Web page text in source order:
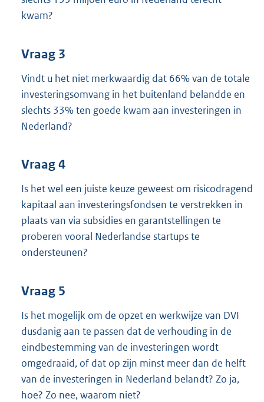
kwam?
Vraag 3
Vindt u het niet merkwaardig dat 66% van de totale
investeringsomvang in het buitenland belandde en
slechts 33% ten goede kwam aan investeringen in
Nederland?
Vraag 4
Is het wel een juiste keuze geweest om risicodragend
kapitaal aan investeringsfondsen te verstrekken in
plaats van via subsidies en garantstellingen te
proberen vooral Nederlandse startups te
ondersteunen?
Vraag 5
Is het mogelijk om de opzet en werkwijze van DVI
dusdanig aan te passen dat de verhouding in de
eindbestemming van de investeringen wordt
omgedraaid, of dat op zijn minst meer dan de helft
van de investeringen in Nederland belandt? Zo ja,
hoe? Zo nee, waarom niet?